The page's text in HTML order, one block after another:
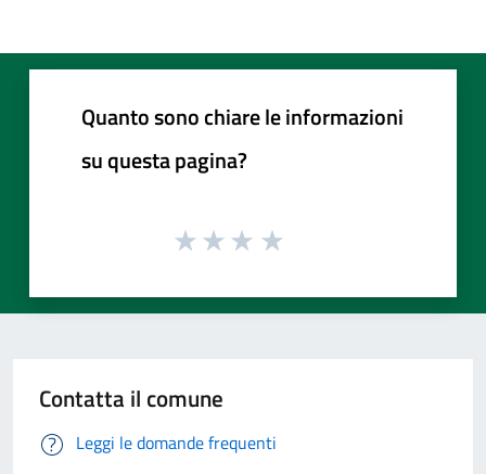
Quanto sono chiare le informazioni
su questa pagina?
Contatta il comune
Leggi le domande frequenti